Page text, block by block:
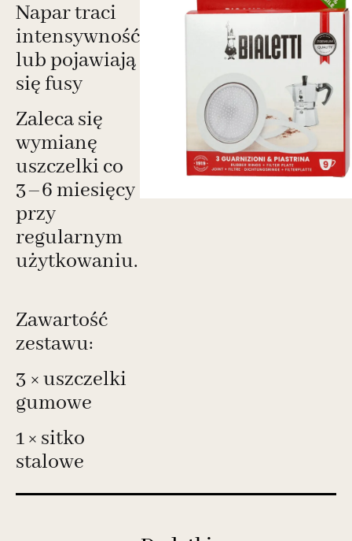
Napar traci
intensywność
lub pojawiają
się fusy
Zaleca się
wymianę
uszczelki co
3–6 miesięcy
przy
regularnym
użytkowaniu.
Zawartość
zestawu:
3 × uszczelki
gumowe
1 × sitko
stalowe